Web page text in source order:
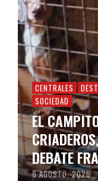
CENTRALES
SOCIEDAD
EL
DEBATE
8 AGOSTO, 2026